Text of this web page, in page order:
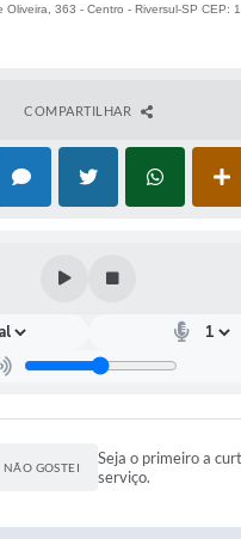
Oliveira, 363 - Centro - Riversul-SP CEP:
COMPARTILHAR
NÃO GOSTEI
Seja o primeiro a
serviço.